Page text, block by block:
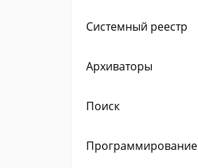
Системный реестр
Архиваторы
Поиск
Программирование